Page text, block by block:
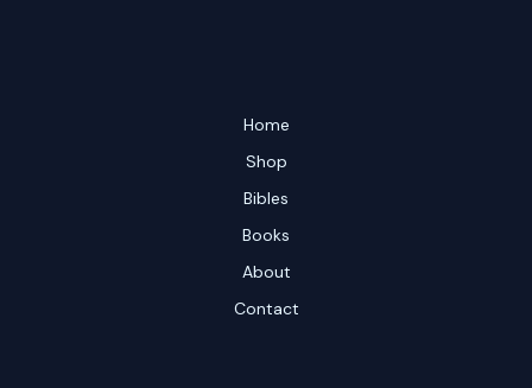
Home
Shop
Bibles
Books
About
Contact